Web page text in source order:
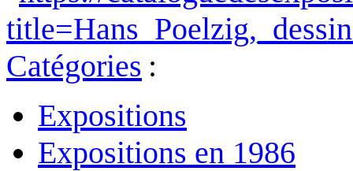
Catégories :
Expositions
Expositions en 1986